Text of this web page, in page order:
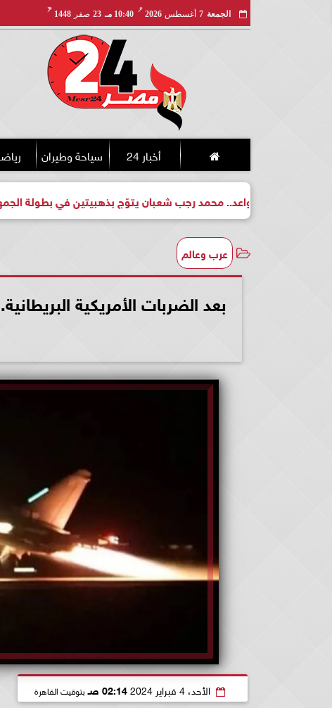
الجمعة 7 أغسطس 2026
مـ
10:40 مـ 23 صفر 1448
هـ
أخبار 24 سياحة وطيران
واعد.. محمد رجب شعبان يتوّج بذهبيتين في بطولة الجمهورية للكيك
عرب وعالم
بعد الضربات الأمريكية
الأحد، 4 فبراير 2024 02:14 صـ بتوقيت القاهرة